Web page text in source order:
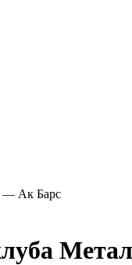
— Ак Барс